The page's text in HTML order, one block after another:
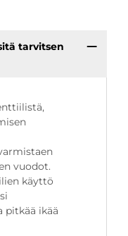
tarvitsen
vuodot.
käyttö
pitkää ikää